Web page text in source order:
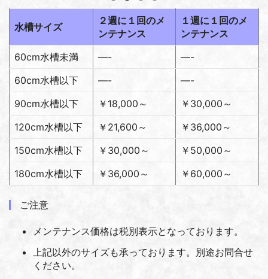
水槽サイズ
２週に１回のメ
ンテナンス
１週に１回のメ
ンテナンス
60cm水槽未満
—-
—-
60cm水槽以下
—-
—-
90cm水槽以下
￥18,000～
￥30,000～
120cm水槽以下
￥21,600～
￥36,000～
150cm水槽以下
￥30,000～
￥50,000～
180cm水槽以下
￥36,000～ ￥60,000～
ご注意
メンテナンス価格は税別表示となっております。
上記以外のサイズも承っております。別途お問合せ
ください。